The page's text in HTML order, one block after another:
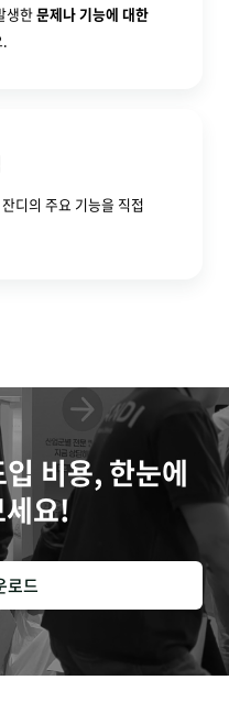
생한문제나 기능에 대한
.
디의 주요 기능을 직접
비용, 한눈에
세요!
로드